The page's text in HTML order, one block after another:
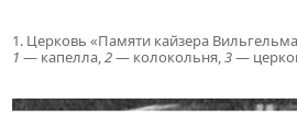
1. Церковь «Памяти кайзера
1 — капелла,2— колокольня,3—